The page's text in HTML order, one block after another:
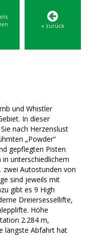
« zurück
und Whistler
In dieser
nach Herzenslust
„Powder“
gepflegten Pisten
unterschiedlichem
zwei Autostunden von
sind jeweils mit
gibt es 9 High
Dreiersessellifte,
Höhe
2.284 m,
längste Abfahrt hat